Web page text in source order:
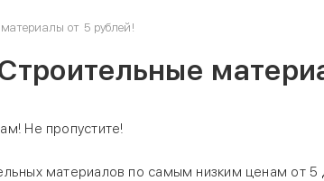
от 5 рублей!
Не пропустите!
материалов по самым низким ценам от 5